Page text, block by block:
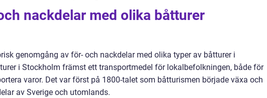
nackdelar med olika båtturer
genomgång av för- och nackdelar med olika typer av båtturer i
i Stockholm främst ett transportmedel för lokalbefolkningen, både för
varor. Det var först på 1800-talet som båtturismen började växa och
av Sverige och utomlands.